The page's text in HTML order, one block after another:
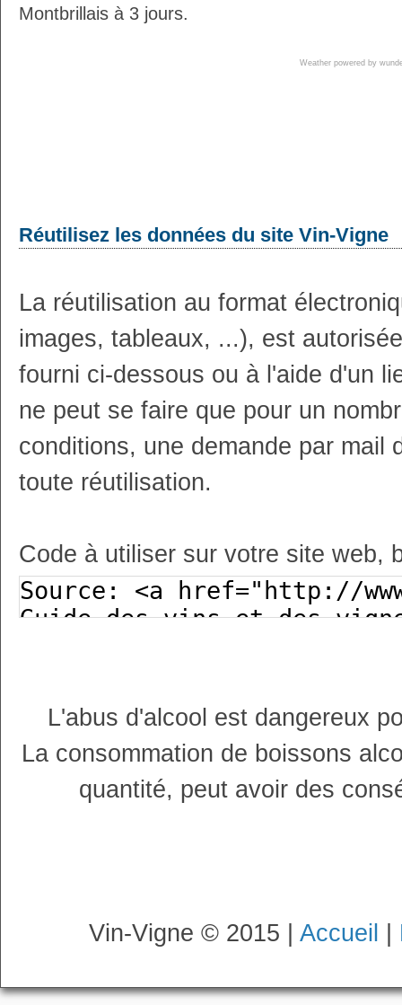
Montbrillais à 3 jours.
Weather powered by
Réutilisez les données du site Vin-Vigne
La réutilisation au format
images, tableaux, ...), est
fourni ci-dessous ou à l'aide d'un
ne peut se faire que pour un
conditions, une demande par mail
toute réutilisation.
Code à utiliser sur votre site web,
L'abus d'alcool est dangereux
La consommation de boissons
quantité, peut avoir des
Vin-Vigne © 2015 | Accueil